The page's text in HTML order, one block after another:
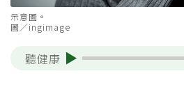
示意圖。
圖／ingimage
聽健康